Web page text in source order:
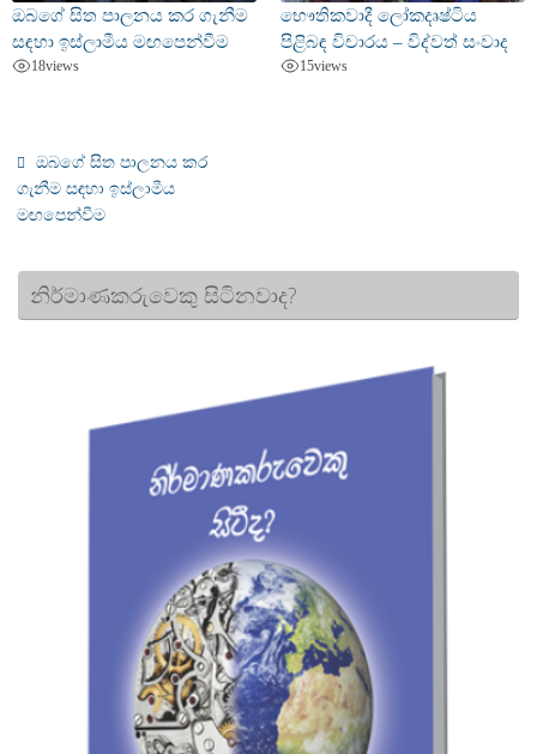
ඔබගේ සිත පාලනය කර ගැනීම
සඳහා ඉස්ලාමීය මඟපෙන්වීම
18views
භෞතිකවාදී ලෝකදෘෂ්ටිය
පිළිබඳ විචාරය – විද්වත් සංවාද
15views
ඔබගේ සිත පාලනය කර
ගැනීම සඳහා ඉස්ලාමීය
මඟපෙන්වීම
නිර්මාණකරුවෙකු සිටිනවාද?